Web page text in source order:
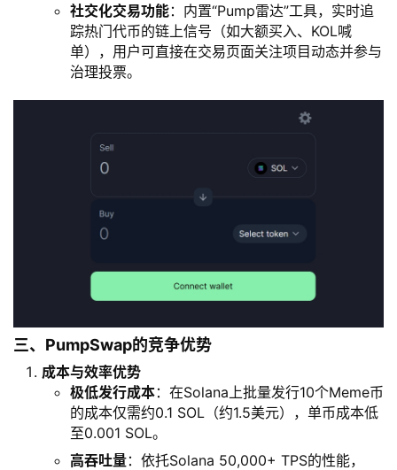
社交化交易功能：内置“Pump雷达”工具，实时追
踪热门代币的链上信号（如大额买入、KOL喊
单），用户可直接在交易页面关注项目动态并参与
治理投票。
三、PumpSwap的竞争优势
成本与效率优势
极低发行成本：在Solana上批量发行10个Meme币
的成本仅需约0.1 SOL（约1.5美元），单币成本低
至0.001 SOL。
高吞吐量：依托Solana 50,000+ TPS的性能，